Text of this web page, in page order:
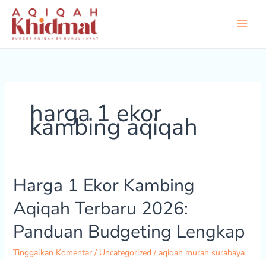
Lewati
konten
harga 1 ekor
kambing aqiqah
Harga 1 Ekor Kambing
Aqiqah Terbaru 2026:
Panduan Budgeting Lengkap
Tinggalkan Komentar / Uncategorized / aqiqah murah surabaya
Harga
1
Ekor
Kambing
Aqiqah
Terbaru